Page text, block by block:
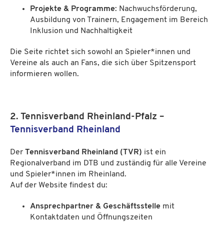
Projekte & Programme: Nachwuchsförderung,
Ausbildung von Trainern, Engagement im Bereich
Inklusion und Nachhaltigkeit
Die Seite richtet sich sowohl an Spieler*innen und
Vereine als auch an Fans, die sich über Spitzensport
informieren wollen.
2. Tennisverband Rheinland-Pfalz –
Tennisverband Rheinland
Der Tennisverband Rheinland (TVR) ist ein
Regionalverband im DTB und zuständig für alle Vereine
und Spieler*innen im Rheinland.
Auf der Website findest du:
Ansprechpartner & Geschäftsstelle mit
Kontaktdaten und Öffnungszeiten